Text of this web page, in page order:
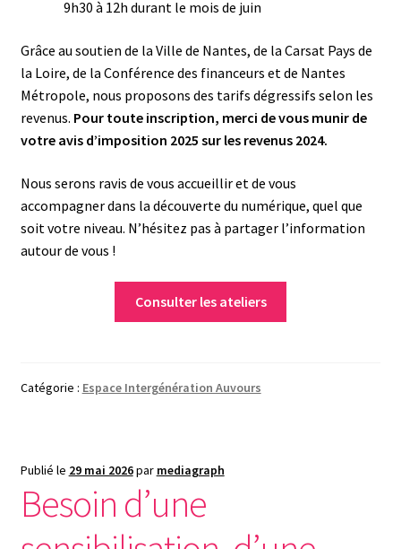
9h30 à 12h durant le mois de juin
Grâce au soutien de la Ville de Nantes, de la Carsat Pays de
la Loire, de la Conférence des financeurs et de Nantes
Métropole, nous proposons des tarifs dégressifs selon les
revenus. Pour toute inscription, merci de vous munir de
votre avis d’imposition 2025 sur les revenus 2024.
Nous serons ravis de vous accueillir et de vous
accompagner dans la découverte du numérique, quel que
soit votre niveau. N’hésitez pas à partager l’information
autour de vous !
Consulter les ateliers
Catégorie : Espace Intergénération Auvours
Publié le 29 mai 2026par mediagraph
Besoin d’une